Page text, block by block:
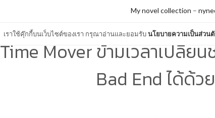
เราใช้คุ๊กกี้บนเว็บไซต์ของเรา กรุณาอ่านและยอมรับนโยบายความเป็นส่วน
My novel collection –
Time Mover ข้ามเวลาเปลี่ย
Bad End ได้ด้